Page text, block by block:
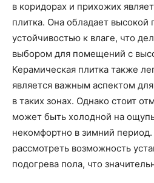
в коридорах и прихожих
плитка. Она обладает высокой
устойчивостью к влаге, что
выбором для помещений с
Керамическая плитка также
является важным аспектом
в таких зонах. Однако стоит
может быть холодной на
некомфортно в зимний
рассмотреть возможность
подогрева пола, что